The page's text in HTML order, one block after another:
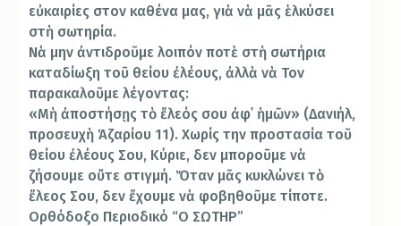
εὐκαιρίες στον καθένα μας, γιὰ νὰ μᾶς ἑλκύσει
στὴ σωτηρία.
Νὰ μην ἀντιδροῦμε λοιπόν ποτὲ στὴ σωτήρια
καταδίωξη τοῦ θείου ἐλέους, ἀλλὰ νὰ Τον
παρακαλοῦμε λέγοντας:
«Μὴ ἀποστήσῃς τὸ ἔλεός σου ἀφ᾿ ἡμῶν» (Δανιήλ,
προσευχὴ Ἀζαρίου 11). Χωρίς την προσ­τασία τοῦ
θείου ἐλέους Σου, Κύριε, δεν μποροῦμε νὰ
ζήσουμε οὔτε στι­γμή. Ὅταν μᾶς κυκλώνει τὸ
ἔλεος Σου, δεν ἔχουμε νὰ φοβηθοῦμε τίποτε.
Ορθόδοξο Περιοδικό “Ο ΣΩΤΗΡ”